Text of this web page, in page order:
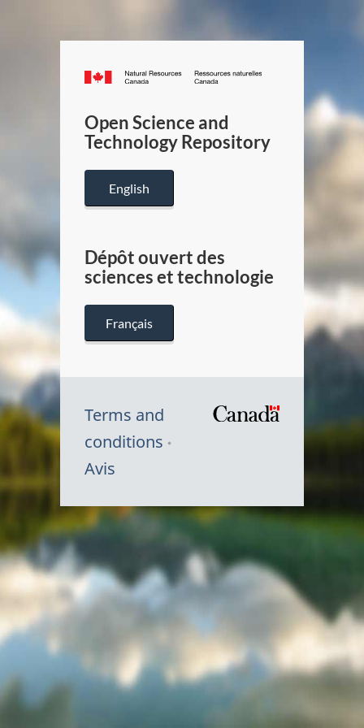
Canada.ca
/
Canada
Open Science and
Technology Repository
English
Dépôt ouvert des
sciences et technologie
Français
Terms and
conditions
Avis
Symbole
du